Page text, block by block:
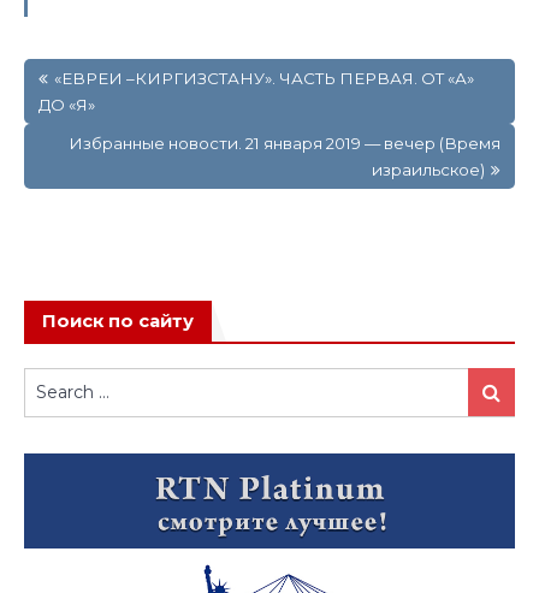
по
записям
«ЕВРЕИ –КИРГИЗСТАНУ». ЧАСТЬ ПЕРВАЯ. ОТ «А»
ДО «Я»
Избранные новости. 21 января 2019 — вечер (Время
израильское)
Поиск по сайту
Search
for:
Search